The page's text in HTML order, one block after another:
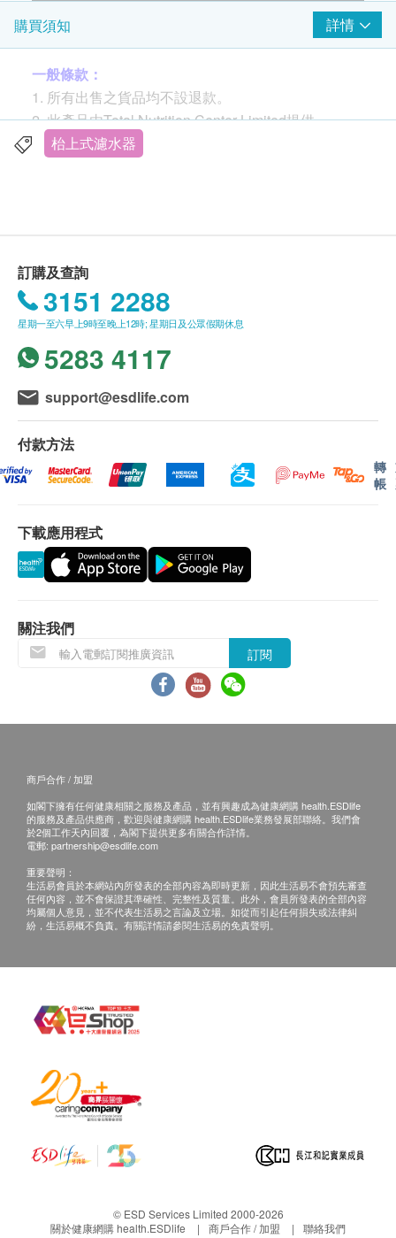
過濾精密度：0.5微米
有效過濾水量：750加侖 (2,839公升)* * 當水流速
度減慢時應更換濾芯，建議每6至9個月更換一次，
但亦視乎用水量及水質而異，濾芯最長使用期為12
適用水壓：25-120psi
3M™高效型濾水系統 AP Easy LC (DIY 自行安裝分流
器)。鋅盤面安裝，在原有水龍頭直接安裝簡單分流
器，免欲于鋅盤面開孔接駁獨立的水龍頭。濾水系統
通過NSF認證，有效過濾水中平均99.3%鉛粒子及離
子、鐵銹、餘氯、異味、沉積物及隱孢子蟲。
系統採用先進多功能合一設計，一支濾芯已能達致多
項過濾效能
獨特快速更換濾芯設計，方便簡單
專利內置繞道設計，更換濾芯時無須關掉是水源
濾芯型號：高效型濾芯 AP Easy C-LC
尺寸：27cm (高) x 7.4cm (闊) x 6.9cm (深)
購買須知 詳情
一般條款：
1. 所有出售之貨品均不設退款。
2. 此產品由Total Nutrition Center Limited提供。
3. 如有任何爭議，Total Nutrition Center Limited及健
滿HK$500需附加HK$30運費。
額外附加費：如無電梯住宅將收取每件每層$50。
愉景灣及長洲為$300。如貨車未能直達送貨地
址，因地理原因需要個別人手額外運送，需按情況
額外收取費用。所有送貨安排及運費以全營推廣有
限公司決定為準。
我們將於確定訂單後3個工作天內安排發貨。(購買
Quooker 顧客會於3個工作天內獲供應商聯絡, 並於
14天內安排發貨)
不排除運送時間會因節日而有所影響。當八號烈風
會延遲。
所有訂單須視乎相關貨品的供應情況再作最後確
認。倘若生活易未能提供任何訂單上的貨品，生活
或電郵通知顧客再作安排。
1. 貨品質量保證，於顧客收到產品當日起計，使用期
1. 當顧客收取已訂購之貨品時，有責任檢查貨品是否
有損毀情況，一經確認簽收，恕不接受退換。
2. 退換產品必須包裝完整，如退換之產品有任何殘缺
或過期退回，供應商有權不受理。
3. 如有其他損壞或遺漏查詢，顧客必須保留有效收據
正本，並於送貨後3個工作天內按下列方式聯絡生活
易客戶服務部跟進。
枱上式濾水器
訂購及查詢
3151 2288
星期一至六早上9時至晚上12時; 星期日及公眾假期休息
5283 4117
support@esdlife.com
付款方法
轉
帳
下載應用程式
關注我們
訂閱
商戶合作 / 加盟
如閣下擁有任何健康相關之服務及產品，並有興趣成為健康網購 health.ESDlife
的服務及產品供應商，歡迎與健康網購 health.ESDlife業務發展部聯絡。我們會
於2個工作天內回覆，為閣下提供更多有關合作詳情。
電郵: partnership@esdlife.com
重要聲明：
生活易會員於本網站內所發表的全部內容為即時更新，因此生活易不會預先審查
任何內容，並不會保證其準確性、完整性及質量。此外，會員所發表的全部內容
均屬個人意見，並不代表生活易之言論及立場。如從而引起任何損失或法律糾
紛，生活易概不負責。有關詳情請參閱生活易的免責聲明。
© ESD Services Limited 2000-2026
關於健康網購 health.ESDlife
商戶合作 / 加盟
聯絡我們